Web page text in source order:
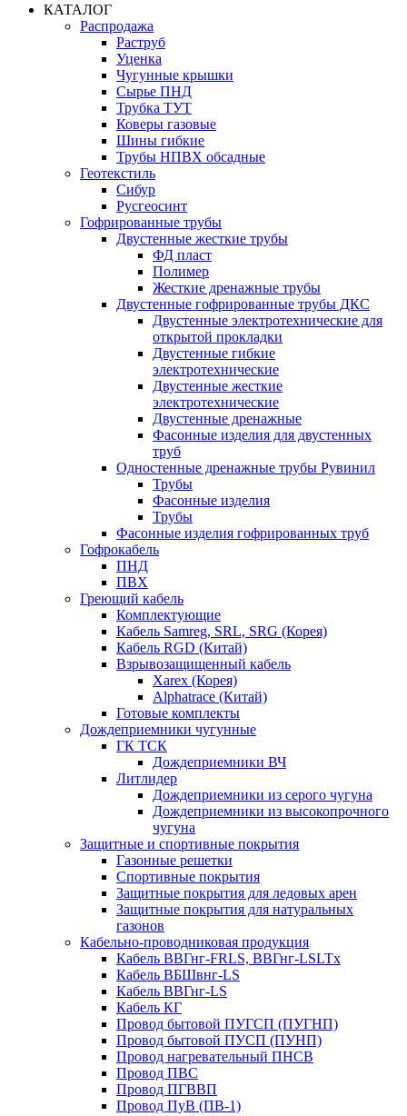
КАТАЛОГ
Распродажа
Раструб
Уценка
Чугунные крышки
Сырье ПНД
Трубка ТУТ
Коверы газовые
Шины гибкие
Трубы НПВХ обсадные
Геотекстиль
Сибур
Русгеосинт
Гофрированные трубы
Двустенные жесткие трубы
ФД пласт
Полимер
Жесткие дренажные трубы
Двустенные гофрированные трубы ДКС
Двустенные электротехнические для
открытой прокладки
Двустенные гибкие
электротехнические
Двустенные жесткие
электротехнические
Двустенные дренажные
Фасонные изделия для двустенных
труб
Одностенные дренажные трубы Рувинил
Трубы
Фасонные изделия
Трубы
Фасонные изделия гофрированных труб
Гофрокабель
ПНД
ПВХ
Греющий кабель
Комплектующие
Кабель Samreg, SRL, SRG (Корея)
Кабель RGD (Китай)
Взрывозащищенный кабель
Xarex (Корея)
Alphatrace (Китай)
Готовые комплекты
Дождеприемники чугунные
ГК ТСК
Дождеприемники ВЧ
Литлидер
Дождеприемники из серого чугуна
Дождеприемники из высокопрочного
чугуна
Защитные и спортивные покрытия
Газонные решетки
Спортивные покрытия
Защитные покрытия для ледовых арен
Защитные покрытия для натуральных
газонов
Кабельно-проводниковая продукция
Кабель ВВГнг-FRLS, ВВГнг-LSLTx
Кабель ВБШвнг-LS
Кабель ВВГнг-LS
Кабель КГ
Провод бытовой ПУГСП (ПУГНП)
Провод бытовой ПУСП (ПУНП)
Провод нагревательный ПНСВ
Провод ПВС
Провод ПГВВП
Провод ПуВ (ПВ-1)